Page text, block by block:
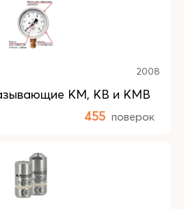
2008
КM, КB и КMB
455 поверок